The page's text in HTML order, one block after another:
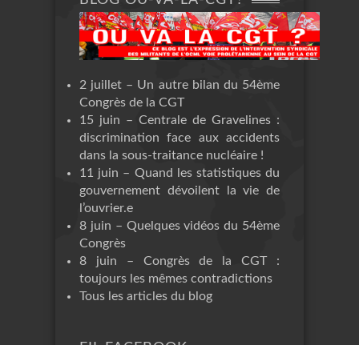
2 juillet – Un autre bilan du 54ème
Congrès de la CGT
15 juin – Centrale de Gravelines :
discrimination face aux accidents
dans la sous-traitance nucléaire !
11 juin – Quand les statistiques du
gouvernement dévoilent la vie de
l’ouvrier.e
8 juin – Quelques vidéos du 54ème
Congrès
8 juin – Congrès de la CGT :
toujours les mêmes contradictions
Tous les articles du blog